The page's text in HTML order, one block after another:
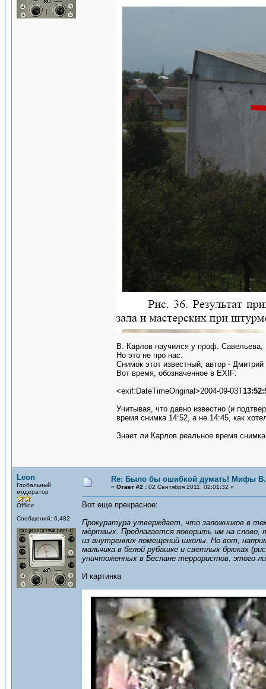
В. Карлов научился у проф.
Но это не про нас.
Снимок этот известный, автор -
Вот время, обозначенное в EXIF:
<exif:DateTimeOriginal>2004-09-03T
Учитывая, что давно известно (и
время снимка 14:52, а не 14:45, как
Знает ли Карлов реальное время
Leon
Глобальный
модератор
Offline
Сообщений: 6,482
Re: Было бы ошибкой думать! Мифы В.
« Ответ #2 : 02 Сентября 2011, 02:01:32 »
Вот еще прекрасное:
Прокуратура утверждает, что заложников в
мѐртвых. Предлагается поверить им на слово,
из внутренних помещений школы. Но вот,
мальчика в белой рубашке и светлых брюках
уничтоженных в Беслане террористов, этого
И картинка